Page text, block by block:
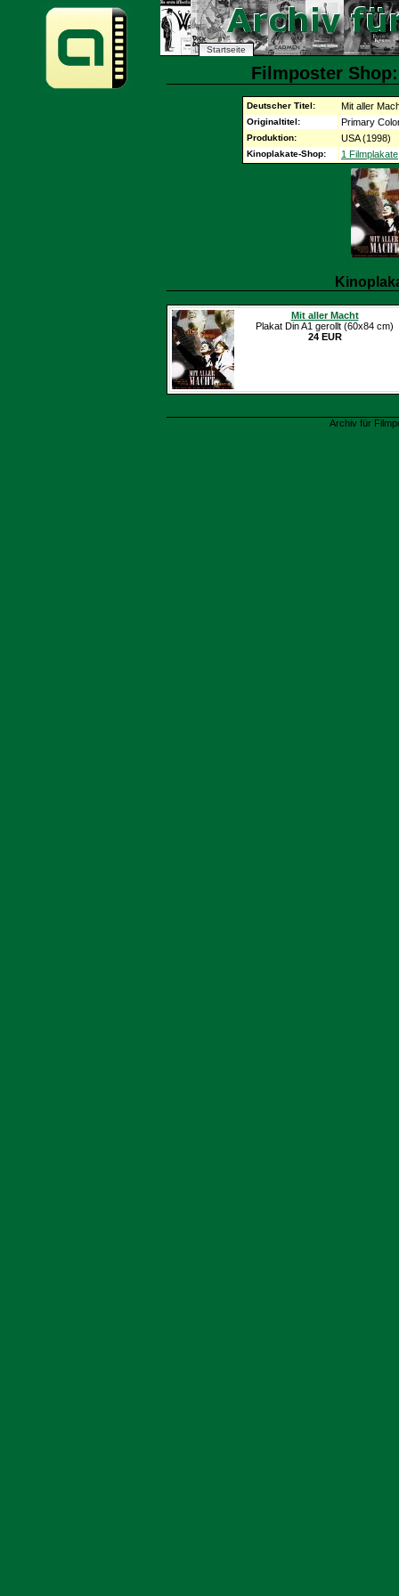
Startseite
Filmposter
Deutscher Titel: Mit aller
Originaltitel: Primary
Produktion: USA (1998)
Kinoplakate-Shop: 1 Filmplakate
Mit aller Macht
Plakat Din A1 gerollt (60x84 cm)
24 EUR
Archiv für